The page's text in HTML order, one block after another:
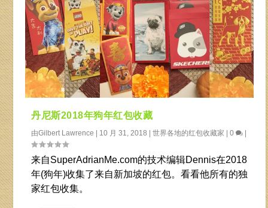
丹尼斯2018年狗年红包收藏
由Gilbert Lawrence 10 月 31, 2018 |世界各地的红包收藏家 |0
来自SuperAdrianMe.com的技术编辑Dennis在2018
年(狗年)收集了来自新加坡的红包。看看他所有的独
家红包收集。